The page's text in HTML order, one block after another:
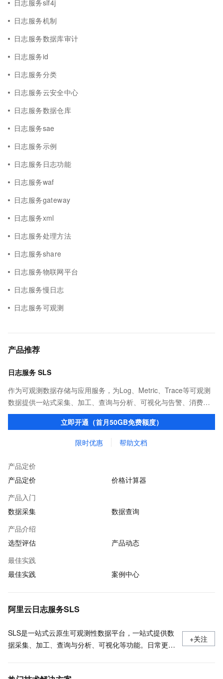
日志服务slf4j
日志服务机制
日志服务数据库审计
日志服务id
日志服务分类
日志服务云安全中心
日志服务数据仓库
日志服务sae
日志服务示例
日志服务日志功能
日志服务waf
日志服务gateway
日志服务xml
日志服务处理方法
日志服务share
日志服务物联网平台
日志服务慢日志
日志服务可观测
产品推荐
日志服务 SLS
作为可观测数据存储与应用服务，为Log、Metric、Trace等可观测
数据提供一站式采集、加工、查询与分析、可视化与告警、消费与
投递等功能，提升研发、运维、运营、安全等场景化智能应用能
立即开通（首月50GB免费额度）
限时优惠 帮助文档
产品定价
产品定价
价格计算器
产品入门
数据采集
数据查询
产品介绍
选型评估
产品动态
最佳实践
最佳实践
案例中心
阿里云日志服务SLS
SLS是一站式云原生可观测性数据平台，一站式提供数
据采集、加工、查询与分析、可视化等功能。日常更新
+关注